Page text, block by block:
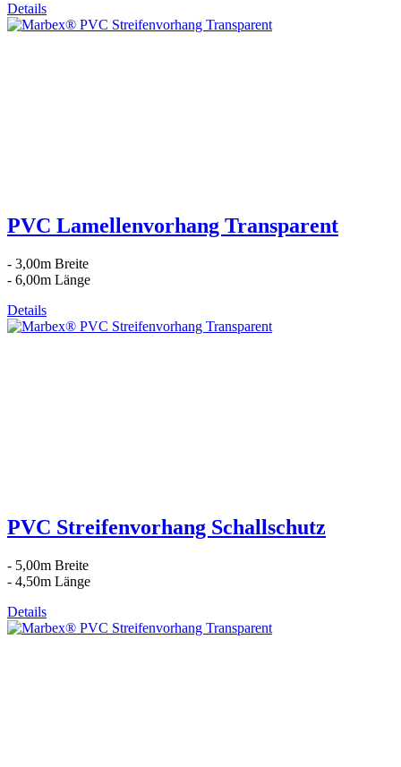
Details
PVC Lamellenvorhang Transparent
- 3,00m Breite
- 6,00m Länge
Details
PVC Streifenvorhang Schallschutz
- 5,00m Breite
- 4,50m Länge
Details